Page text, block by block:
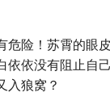
危险！苏霄的眼
依依没有阻止自
入狼窝？